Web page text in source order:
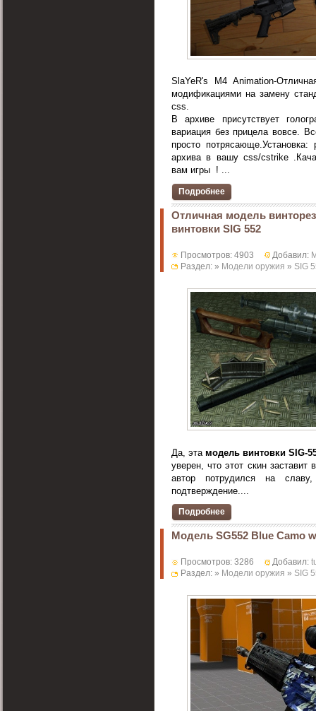
SlaYeR's M4 Animation-
модификациями на замену
css.
В архиве присутствует
вариация без прицела вовсе.
просто
архива в вашу css/cstrike
вам игры ! ...
Подробнее
Отличная модель
винтовки SIG 552
Просмотров: 4903 Добавил:
Раздел: » Модели оружия » SIG
Да, эта модель винтовки SIG-
уверен, что этот скин
автор потрудился на
подтверждение....
Подробнее
Модель SG552 Blue Camo
Просмотров: 3286 Добавил:
Раздел: » Модели оружия » SIG